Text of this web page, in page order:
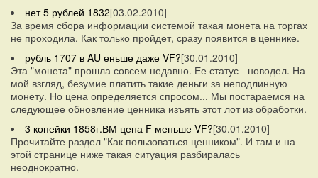
нет 5 рублей 1832[03.02.2010]
За время сбора информации системой такая монета на торгах
не проходила. Как только пройдет, сразу появится в ценнике.
рубль 1707 в AU еньше даже VF?[30.01.2010]
Эта "монета" прошла совсем недавно. Ее статус - новодел. На
мой взгляд, безумие платить такие деньги за неподлинную
монету. Но цена определяется спросом... Мы постараемся на
следующее обновление ценника изъять этот лот из обработки.
3 копейки 1858г.ВМ цена F меньше VF?[30.01.2010]
Прочитайте раздел "Как пользоваться ценником". И там и на
этой странице ниже такая ситуация разбиралась
неоднократно.